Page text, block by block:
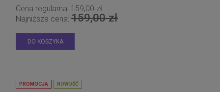
Cena regularna: 159,00 zł
Najniższa cena: 159,00 zł
DO KOSZYKA
PROMOCJA NOWOŚĆ